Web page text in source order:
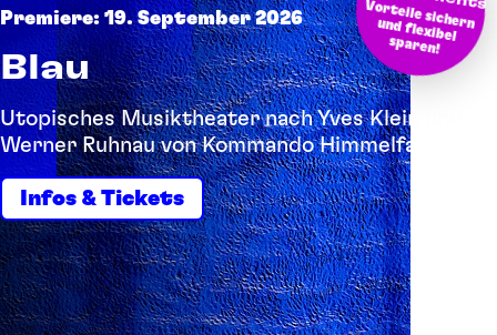
Vorteile sichern und flexibel
sparen!
Premiere: 19. September 2026
Blau
Utopisches Musiktheater nach Yves Klein und
Werner Ruhnau von Kommando Himmelfahrt
Infos & Tickets